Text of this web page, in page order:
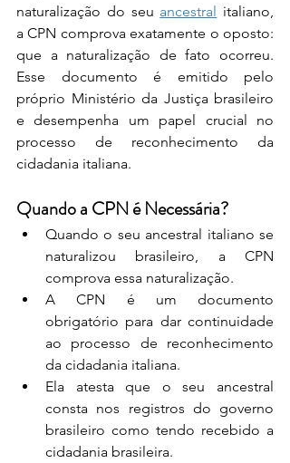
naturalização do seu ancestral
italiano,
a CPN comprova exatamente o oposto:
que a naturalização de fato ocorreu.
Esse documento é emitido pelo
próprio Ministério da Justiça brasileiro
e desempenha um papel crucial no
processo de reconhecimento da
cidadania italiana.
Quando a CPN é Necessária?
Quando o seu ancestral italiano se
naturalizou brasileiro, a CPN
comprova essa naturalização.
A CPN é um documento
obrigatório para dar continuidade
ao processo de reconhecimento
da cidadania italiana.
Ela atesta que o seu ancestral
consta nos registros do governo
brasileiro como tendo recebido a
cidadania brasileira.